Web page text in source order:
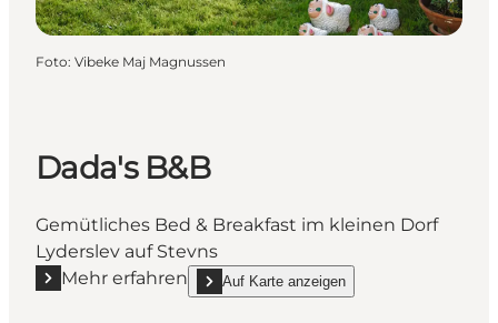
Foto: Vibeke Maj Magnussen
Dada's B&B
Gemütliches Bed & Breakfast im kleinen Dorf
Lyderslev auf Stevns
Mehr erfahren
Mehr erfahren "Dada's B&B"Auf Karte anzeigen
show Dada's B&B on_map